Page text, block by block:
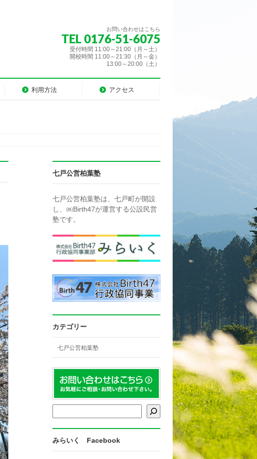
お問い合わせはこちら
TEL 0176-51-6075
受付時間 11:00～21:00（月～土）
開校時間 11:00～21:30（月～金）
13:00～20:00（土）
利用方法 アクセス
七戸公営柏葉塾
七戸公営柏葉塾は、七戸町が開設
し、㈱Birth47が運営する公設民営
塾です。
カテゴリー
七戸公営柏葉塾
みらいく Facebook